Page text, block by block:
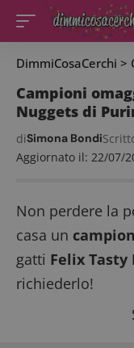
DimmiCosaCerchi >
Campioni
Nuggets di
Aggiornato il: 22/07/
diSimona Bondi
Non perdere la
casa un
gatti Felix Tasty
richiederlo!